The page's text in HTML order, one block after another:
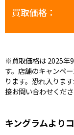
買取価格：
※買取価格は 2025年
す。店舗のキャンペ
ります。恐れ入りま
接お問い合わせくださ
キングラムより